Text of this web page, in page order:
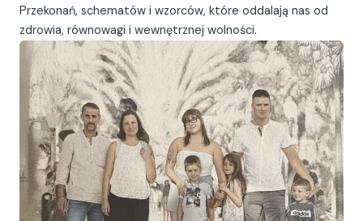
Przekonań, schematów i wzorców, które oddalają nas od
zdrowia, równowagi i wewnętrznej wolności.